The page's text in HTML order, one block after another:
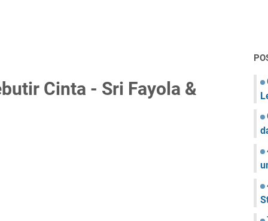
Cinta - Sri Fayola &